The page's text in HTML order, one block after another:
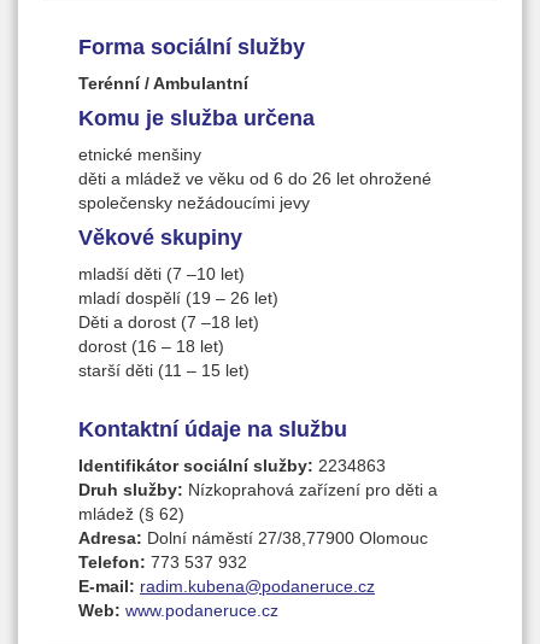
Forma sociální služby
Terénní / Ambulantní
Komu je služba určena
etnické menšiny
děti a mládež ve věku od 6 do 26 let ohrožené
společensky nežádoucími jevy
Věkové skupiny
mladší děti (7 –10 let)
mladí dospělí (19 – 26 let)
Děti a dorost (7 –18 let)
dorost (16 – 18 let)
starší děti (11 – 15 let)
Kontaktní údaje na službu
Identifikátor sociální služby: 2234863
Druh služby: Nízkoprahová zařízení pro děti a
mládež (§ 62)
Adresa: Dolní náměstí 27/38,77900 Olomouc
Telefon: 773 537 932
E-mail: radim.kubena@podaneruce.cz
Web: www.podaneruce.cz